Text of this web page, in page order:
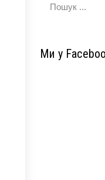
Ми у